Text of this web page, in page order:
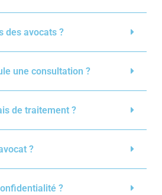
des avocats ?
une consultation ?
de traitement ?
?
?